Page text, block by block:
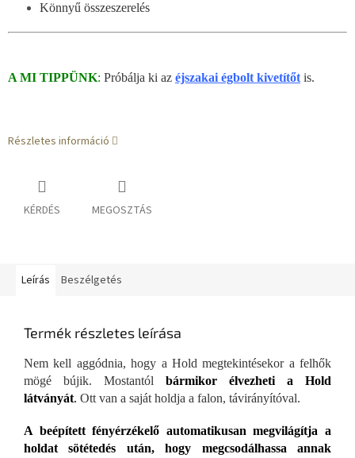
Könnyű összeszerelés
A MI TIPPÜNK: Próbálja ki az éjszakai égbolt kivetítőt is.
Részletes információ
KÉRDÉS MEGOSZTÁS
Leírás Beszélgetés
Termék részletes leírása
Nem kell aggódnia, hogy a Hold megtekintésekor a felhők
mögé bújik. Mostantól bármikor élvezheti a Hold
látványát. Ott van a saját holdja a falon, távirányítóval.
A beépített fényérzékelő automatikusan megvilágítja a
holdat sötétedés után, hogy megcsodálhassa annak